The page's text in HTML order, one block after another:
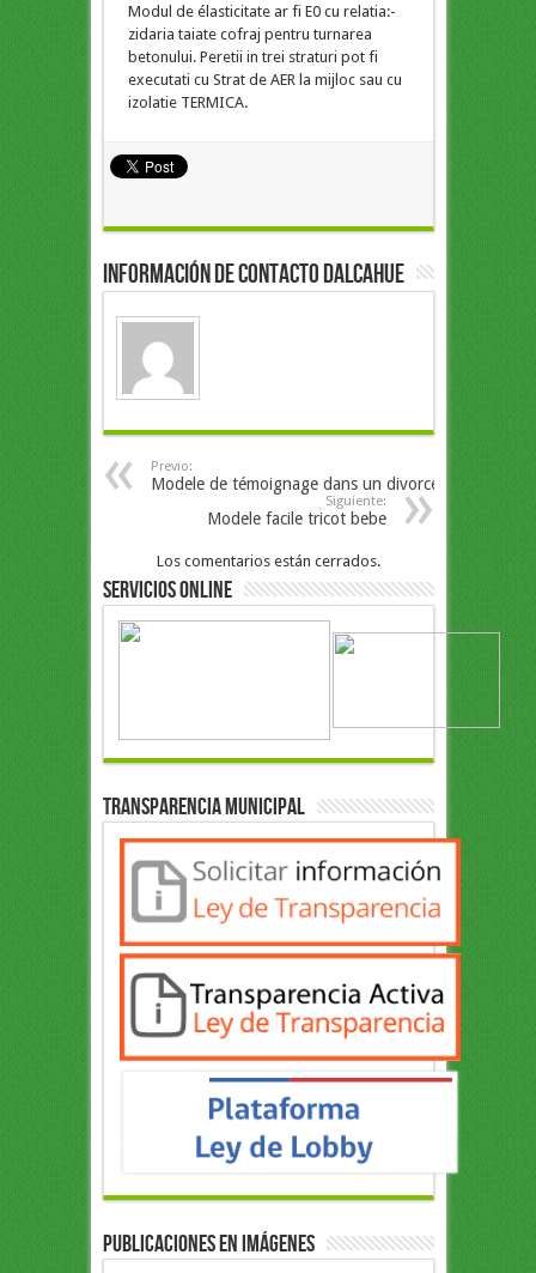
Modul de élasticitate ar fi E0 cu relatia:-
zidaria taiate cofraj pentru turnarea
betonului. Peretii in trei straturi pot fi
executati cu Strat de AER la mijloc sau cu
izolatie TERMICA.
Información de Contacto Dalcahue
Previo:
Modele de témoignage dans un divorce
Siguiente:
Modele facile tricot bebe
Los comentarios están cerrados.
Servicios Online
Transparencia Municipal
Publicaciones en Imágenes